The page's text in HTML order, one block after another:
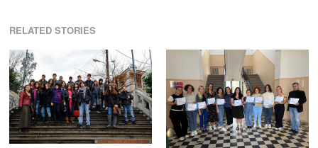
RELATED STORIES